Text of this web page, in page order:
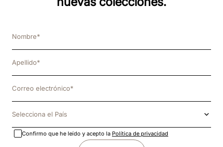
Selecciona el País
Confirmo que he leído y acepto la Política de privacidad